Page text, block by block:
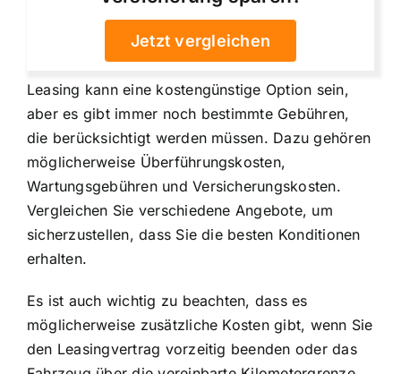
Jetzt vergleichen
Leasing kann eine kostengünstige Option sein,
aber es gibt immer noch bestimmte Gebühren,
die berücksichtigt werden müssen. Dazu gehören
möglicherweise Überführungskosten,
Wartungsgebühren und Versicherungskosten.
Vergleichen Sie verschiedene Angebote, um
sicherzustellen, dass Sie die besten Konditionen
erhalten.
Es ist auch wichtig zu beachten, dass es
möglicherweise zusätzliche Kosten gibt, wenn Sie
den Leasingvertrag vorzeitig beenden oder das